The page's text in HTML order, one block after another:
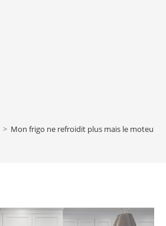
> Mon frigo ne refroidit plus mais le moteur